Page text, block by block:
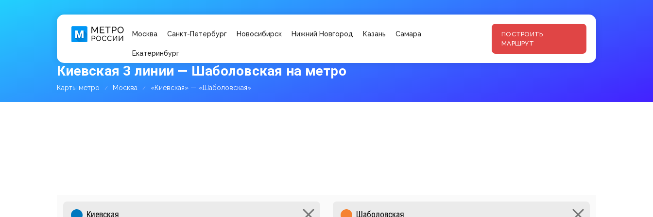
Москва Санкт-Петербург Новосибирск Нижний Новгород Казань Самара
Екатеринбург
ПОСТРОИТЬ
МАРШРУТ
Киевская 3 линии — Шаболовская на метро
Карты метро Москва «Киевская» — «Шаболовская»